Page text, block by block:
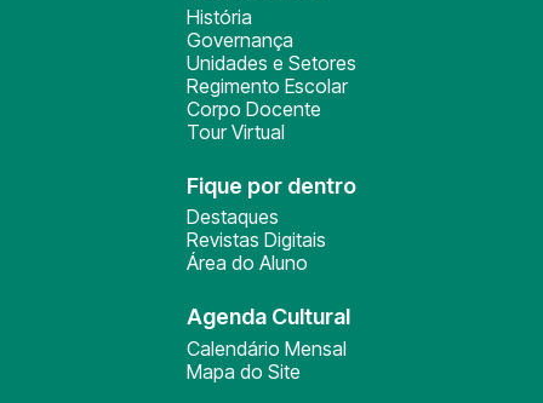
História
Governança
Unidades e Setores
Regimento Escolar
Corpo Docente
Tour Virtual
Fique por dentro
Destaques
Revistas Digitais
Área do Aluno
Agenda Cultural
Calendário Mensal
Mapa do Site